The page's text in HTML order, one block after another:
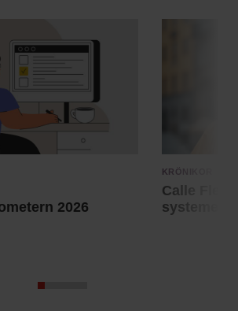
2026
Krönikor
Calle
systemet